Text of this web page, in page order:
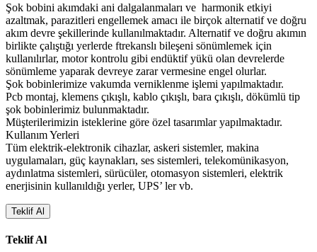
Şok bobini akımdaki ani dalgalanmaları ve harmonik etkiyi
azaltmak, parazitleri engellemek amacı ile birçok alternatif ve doğru
akım devre şekillerinde kullanılmaktadır. Alternatif ve doğru akımın
birlikte çalıştığı yerlerde ftrekanslı bileşeni sönümlemek için
kullanılırlar, motor kontrolu gibi endüktif yükü olan devrelerde
sönümleme yaparak devreye zarar vermesine engel olurlar.
Şok bobinlerimize vakumda verniklenme işlemi yapılmaktadır.
Pcb montaj, klemens çıkışlı, kablo çıkışlı, bara çıkışlı, dökümlü tip
şok bobinlerimiz bulunmaktadır.
Müşterilerimizin isteklerine göre özel tasarımlar yapılmaktadır.
Kullanım Yerleri
Tüm elektrik-elektronik cihazlar, askeri sistemler, makina
uygulamaları, güç kaynakları, ses sistemleri, telekomünikasyon,
aydınlatma sistemleri, sürücüler, otomasyon sistemleri, elektrik
enerjisinin kullanıldığı yerler, UPS’ ler vb.
Teklif Al
Teklif Al